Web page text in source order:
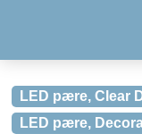
LED pære, Clear
LED pære,